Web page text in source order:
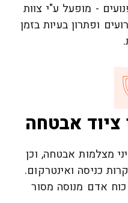
- מופעל ע"י צוות
ופתרון בעיות בזמן
ציוד אבטחה
מצלמות אבטחה, וכן
כניסה ואינטרקום.
כוח אדם מנוסה מסור